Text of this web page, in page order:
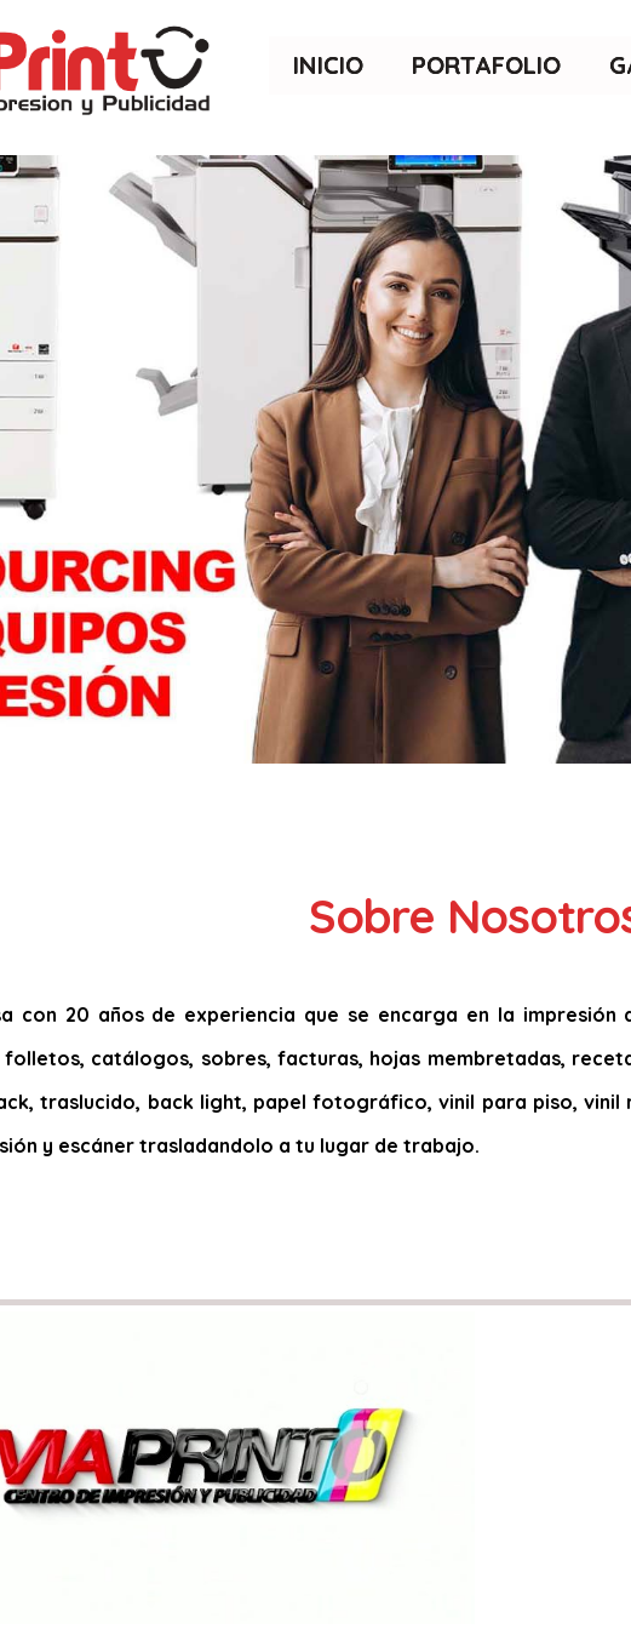
INICIO PORTAFOLIO
Sobre
con 20 años de experiencia que se encarga en la
catálogos, sobres, facturas, hojas membretadas,
traslucido, back light, papel fotográfico, vinil para piso,
y escáner trasladandolo a tu lugar de trabajo.